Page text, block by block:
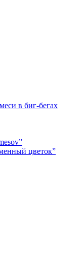
в биг-бегах
цветок”